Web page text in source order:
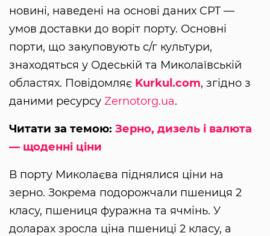
новині, наведені на основі даних CPT —
умов доставки до воріт порту. Основні
порти, що закуповують с/г культури,
знаходяться у Одеській та Миколаївській
областях. Повідомляє Kurkul.com, згідно з
даними ресурсу Zernotorg.ua.
Читати за темою: Зерно, дизель і валюта
— щоденні ціни
В порту Миколаєва піднялися ціни на
зерно. Зокрема подорожчали пшениця 2
класу, пшениця фуражна та ячмінь. У
доларах зросла ціна пшениці 2 класу, а